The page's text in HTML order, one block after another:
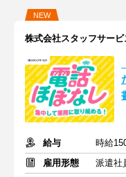
NEW
株式会社スタッフサービ
給与
時給
雇用形態
派遣社